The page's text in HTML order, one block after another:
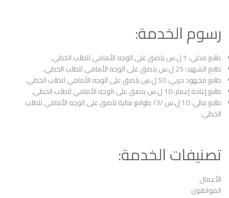
رسوم الخدمة:
طابع محلي: 1 ل.س يلصق على الوجه الأمامي للطلب الخطي.
طابع الشهيد: 25 ل.س يلصق على الوجه الأمامي للطلب الخطي.
طابع مجهود حربي: 50 ل.س يلصق على الوجه الأمامي للطلب الخطي.
طابع إعادة إعمار: 10 ل.س يلصق على الوجه الأمامي للطلب الخطي.
طابع مالي: 10 ل.س /3/ طوابع مالية تلصق على الوجه الأمامي للطلب
الخطي.
تصنيفات الخدمة:
الأعمال
المواطنون